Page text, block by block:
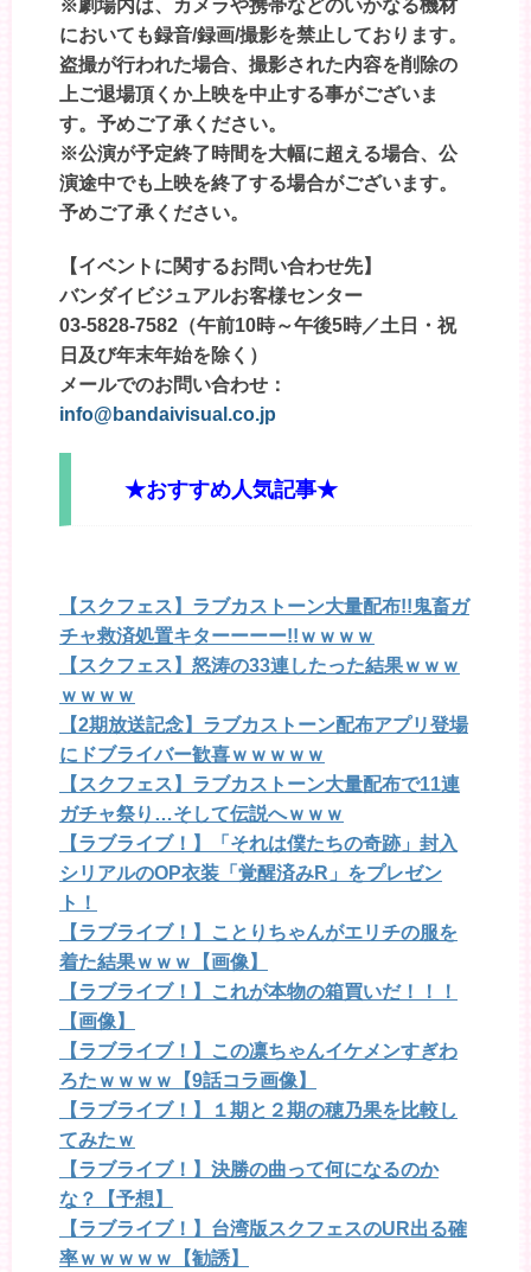
※劇場内は、カメラや携帯などのいかなる機材
においても録音/録画/撮影を禁止しております。
盗撮が行われた場合、撮影された内容を削除の
上ご退場頂くか上映を中止する事がございま
す。予めご了承ください。
※公演が予定終了時間を大幅に超える場合、公
演途中でも上映を終了する場合がございます。
予めご了承ください。
【イベントに関するお問い合わせ先】
バンダイビジュアルお客様センター
03-5828-7582（午前10時～午後5時／土日・祝
日及び年末年始を除く）
メールでのお問い合わせ：
info@bandaivisual.co.jp
★おすすめ人気記事★
【スクフェス】ラブカストーン大量配布!!鬼畜ガ
チャ救済処置キターーーー!!ｗｗｗｗ
【スクフェス】怒涛の33連したった結果ｗｗｗ
ｗｗｗｗ
【2期放送記念】ラブカストーン配布アプリ登場
にドブライバー歓喜ｗｗｗｗｗ
【スクフェス】ラブカストーン大量配布で11連
ガチャ祭り…そして伝説へｗｗｗ
【ラブライブ！】「それは僕たちの奇跡」封入
シリアルのOP衣装「覚醒済みR」をプレゼン
ト！
【ラブライブ！】ことりちゃんがエリチの服を
着た結果ｗｗｗ【画像】
【ラブライブ！】これが本物の箱買いだ！！！
【画像】
【ラブライブ！】この凛ちゃんイケメンすぎわ
ろたｗｗｗｗ【9話コラ画像】
【ラブライブ！】１期と２期の穂乃果を比較し
てみたｗ
【ラブライブ！】決勝の曲って何になるのか
な？【予想】
【ラブライブ！】台湾版スクフェスのUR出る確
率ｗｗｗｗｗ【勧誘】